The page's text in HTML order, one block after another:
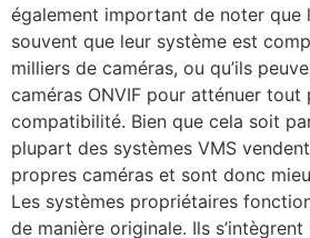
également important de noter que
souvent que leur système est
milliers de caméras, ou qu’ils
caméras ONVIF pour atténuer tout
compatibilité. Bien que cela soit
plupart des systèmes VMS
propres caméras et sont donc
Les systèmes propriétaires
de manière originale. Ils